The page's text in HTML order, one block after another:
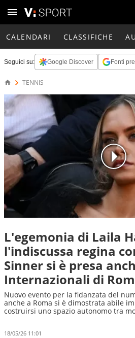
CALENDARI CLASSIFICHE
Seguici su: Google Discover Fonti
TENNIS
L'egemonia di Laila
l'indiscussa regina
Sinner si è presa
Internazionali di
Nuovo evento per la fidanzata del
anche a Roma si è dimostrata abile
costruirsi uno spazio autonomo tra
18/05/26 11:01